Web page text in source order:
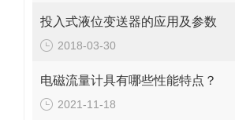
投入式液位变送器的应用及参数
2018-03-30
电磁流量计具有哪些性能特点？
2021-11-18